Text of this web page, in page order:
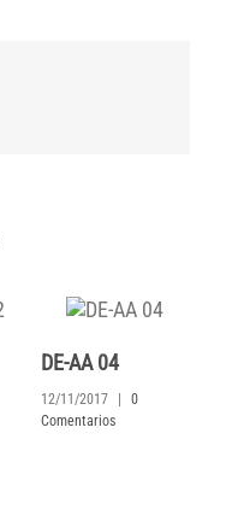
DE-AA 04
12/11/2017 |
0
Comentarios